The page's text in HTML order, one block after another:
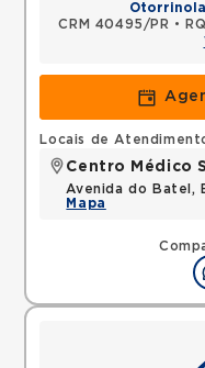
CRM 40495/PR •
Locais de
Centro Médico
Avenida do Batel,
Mapa